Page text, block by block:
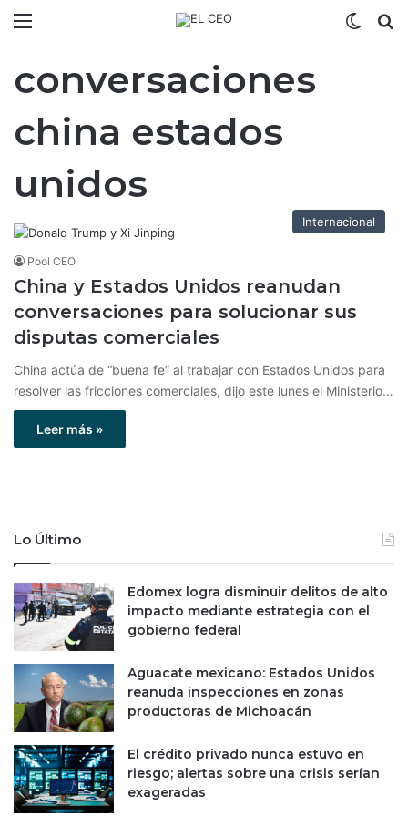
conversaciones
china estados
unidos
Internacional
Pool CEO
China y Estados Unidos reanudan
conversaciones para solucionar sus
disputas comerciales
China actúa de “buena fe” al trabajar con Estados Unidos para
resolver las fricciones comerciales, dijo este lunes el Ministerio…
Leer más »
Lo Último
Edomex logra disminuir delitos de alto
impacto mediante estrategia con el
gobierno federal
Aguacate mexicano: Estados Unidos
reanuda inspecciones en zonas
productoras de Michoacán
El crédito privado nunca estuvo en
riesgo; alertas sobre una crisis serían
exageradas